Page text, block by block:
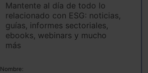
Mantente al día de todo lo
relacionado con ESG: noticias,
guías, informes sectoriales,
ebooks, webinars y mucho
más
Nombre: